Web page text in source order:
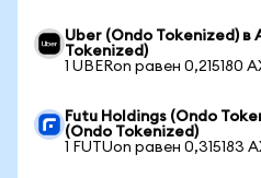
Uber (Ondo Tokenized) в
Tokenized)
1 UBERon равен 0,215180
Futu Holdings (Ondo
(Ondo Tokenized)
1 FUTUon равен 0,315183